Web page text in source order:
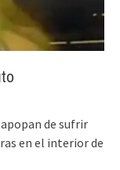
de sufrir
en el interior de